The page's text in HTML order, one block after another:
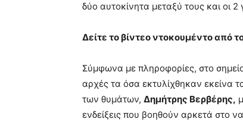
δύο αυτοκίνητα μεταξύ τους και οι
Δείτε το βίντεο ντοκουμέντο από
Σύμφωνα με πληροφορίες, στο
αρχές τα όσα εκτυλίχθηκαν εκείνα
των θυμάτων, Δημήτρης Βερβέρης,
ενδείξεις που βοηθούν αρκετά στο